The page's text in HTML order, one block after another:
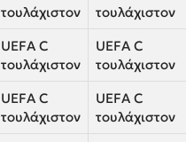
τουλάχιστον
τουλάχιστον
UEFA C
τουλάχιστον
UEFA C
τουλάχιστον
UEFA C
τουλάχιστον
UEFA C
τουλάχιστον